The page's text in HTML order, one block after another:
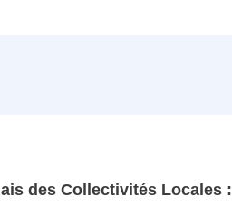
des Collectivités Locales :